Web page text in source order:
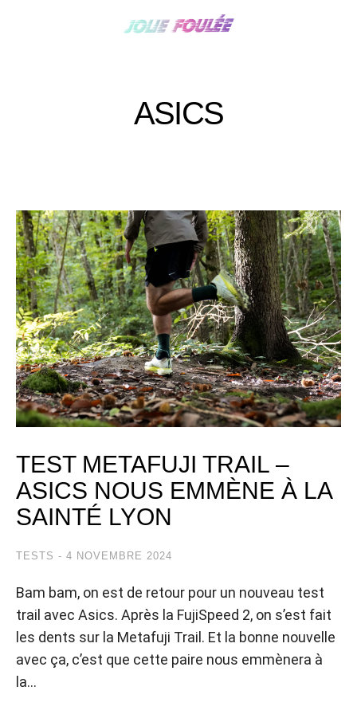
ASICS
TEST METAFUJI TRAIL –
ASICS NOUS EMMÈNE À LA
SAINTÉ LYON
TESTS 4 NOVEMBRE 2024
Bam bam, on est de retour pour un nouveau test
trail avec Asics. Après la FujiSpeed 2, on s’est fait
les dents sur la Metafuji Trail. Et la bonne nouvelle
avec ça, c’est que cette paire nous emmènera à
la…